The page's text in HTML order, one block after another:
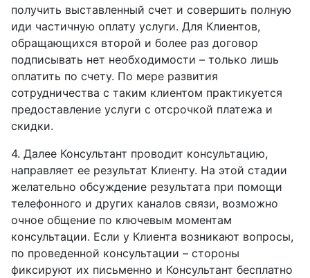
получить выставленный счет и совершить полную
иди частичную оплату услуги. Для Клиентов,
обращающихся второй и более раз договор
подписывать нет необходимости – только лишь
оплатить по счету. По мере развития
сотрудничества с таким клиентом практикуется
предоставление услуги с отсрочкой платежа и
скидки.
4. Далее Консультант проводит консультацию,
направляет ее результат Клиенту. На этой стадии
желательно обсуждение результата при помощи
телефонного и других каналов связи, возможно
очное общение по ключевым моментам
консультации. Если у Клиента возникают вопросы,
по проведенной консультации – стороны
фиксируют их письменно и Консультант бесплатно